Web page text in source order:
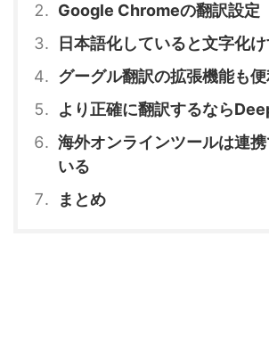
Google Chromeの翻訳設定
日本語化していると文字化
グーグル翻訳の拡張機能も便
より正確に翻訳するなら
海外オンラインツールは連
いる
まとめ